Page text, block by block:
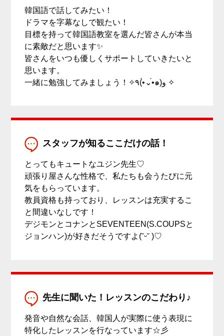
韓国語で話してみたい！
ドラマを字幕なしで観たい！
目標を持って韓国語教室を選んだ皆さんが本当
に素敵だと思います✨
皆さんをいつも優しくサポートしていきたいと
思います。
一緒に勉強してみましょう！✧٩(•́⌄•́๑)و ✧
スタッフが知るここだけの話！
とってもキュートなユジン先生♡
頑張り屋さんな性格で、私たちも会うたびに元
気をもらっています。
教員資格も持っており、レッスンは充実するこ
と間違いなしです！
デジモンとコナンとSEVENTEEN(S.COUPSと
ジョンハン)が好きだそうですよ(˘ᵕ˘ )♡
先生に聞いた！レッスンのこだわり♪
発音や自然な会話、韓国人が実際に使う表現に
特化したレッスンを行なっています☆彡